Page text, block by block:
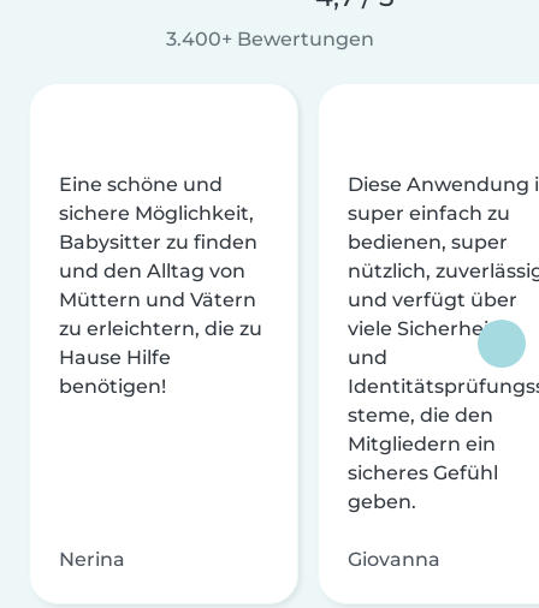
3.400+ Bewertungen
Eine schöne und
sichere Möglichkeit,
Babysitter zu finden
und den Alltag von
Müttern und Vätern
zu erleichtern, die zu
Hause Hilfe
benötigen!
Nerina
Diese Anwendung
super einfach zu
bedienen, super
nützlich,
und verfügt über
viele Sicherheits-
und
steme, die den
Mitgliedern ein
sicheres Gefühl
geben.
Giovanna